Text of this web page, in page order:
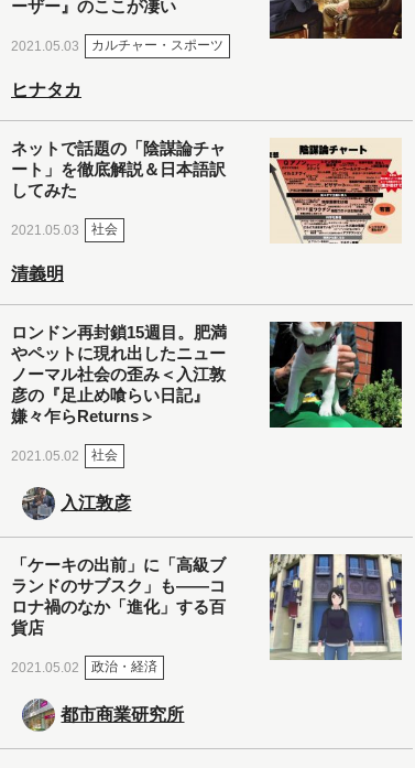
ーザー』のここが凄い
2021.05.03 カルチャー・スポーツ
ヒナタカ
ネットで話題の「陰謀論チャ
ート」を徹底解説＆日本語訳
してみた
2021.05.03 社会
清義明
ロンドン再封鎖15週目。肥満
やペットに現れ出したニュー
ノーマル社会の歪み＜入江敦
彦の『足止め喰らい日記』
嫌々乍らReturns＞
2021.05.02 社会
入江敦彦
「ケーキの出前」に「高級ブ
ランドのサブスク」も――コ
ロナ禍のなか「進化」する百
貨店
2021.05.02 政治・経済
都市商業研究所